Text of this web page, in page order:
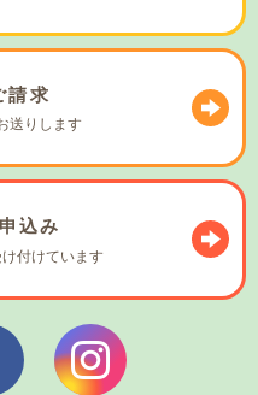
請求
送りします
込み
付けています
シェルパフェイスブック